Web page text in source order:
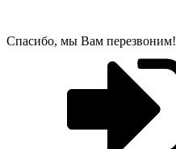
Спасибо, мы Вам перезвоним!